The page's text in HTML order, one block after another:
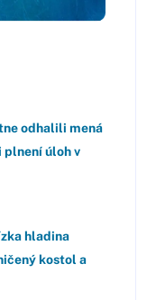
odhalili mená
plnení úloh v
hladina
kostol a